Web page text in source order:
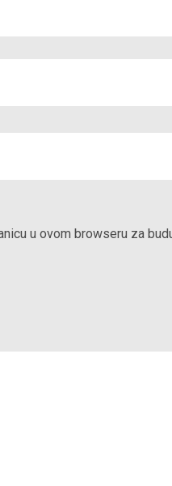
u ovom browseru za